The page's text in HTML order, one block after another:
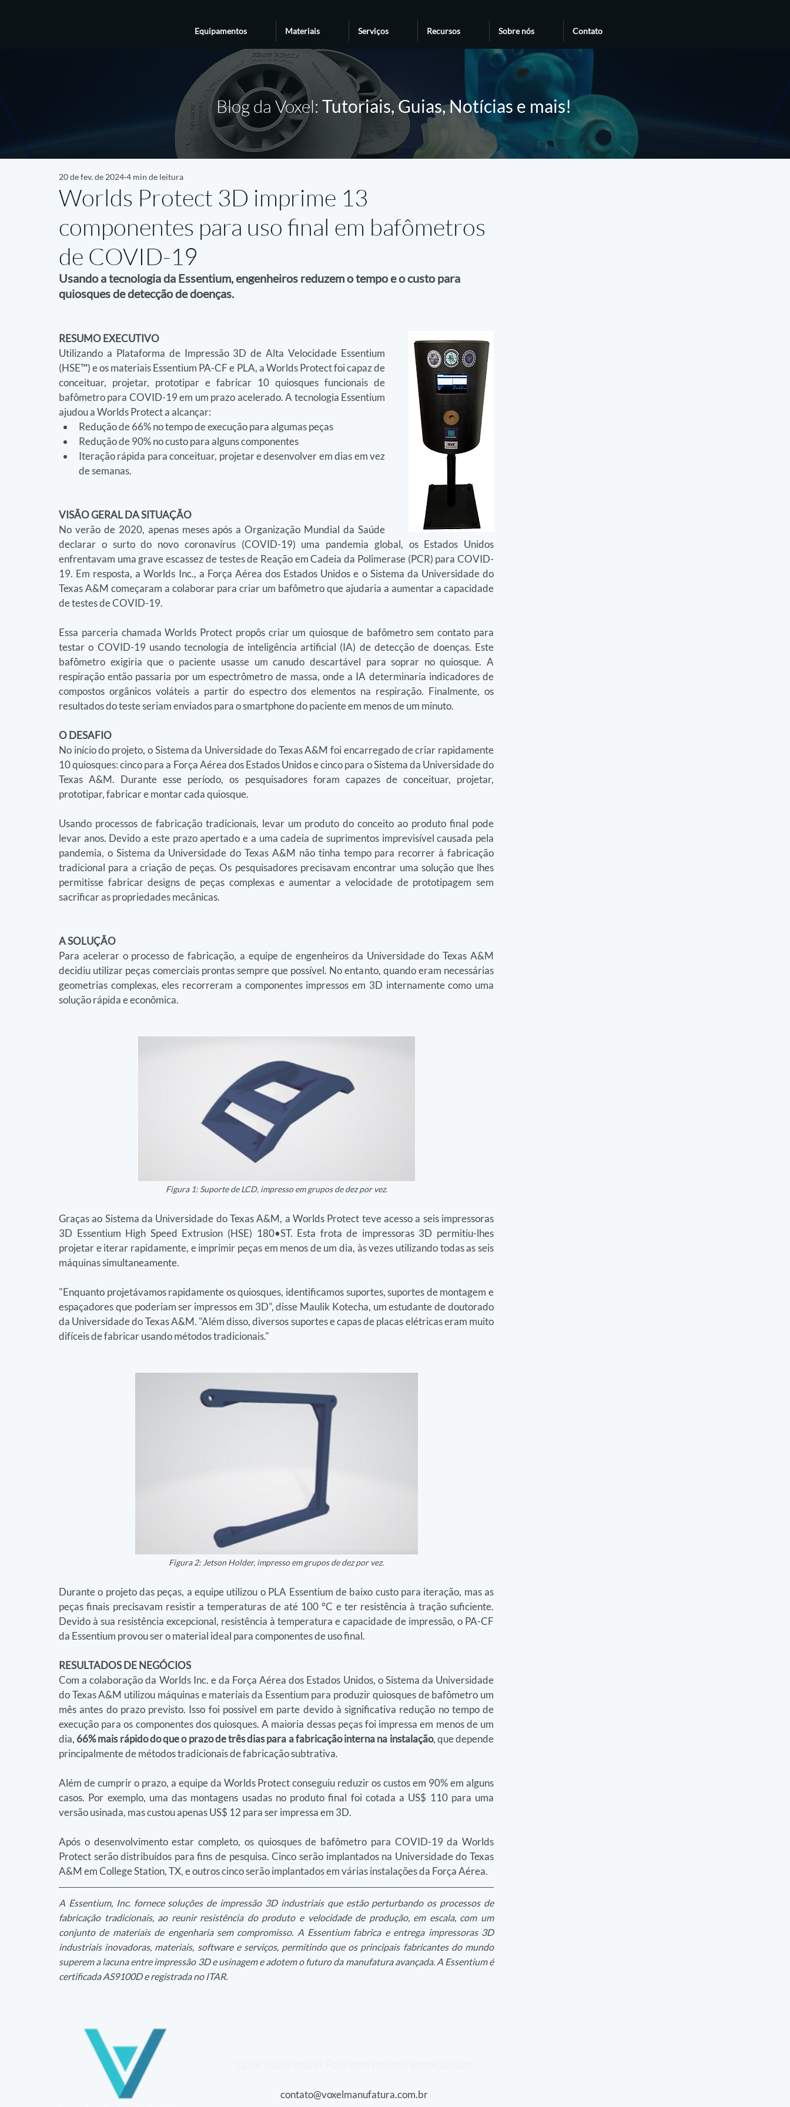
Equipamentos Materiais Serviços Recursos Sobre nós Contato
Blog da Voxel: Tutoriais, Guias, Notícias e mais!
Worlds Protect 3D imprime 13
componentes para uso final em bafômetros
de COVID-19
20 de fev. de 2024 4 min de leitura
Usando a tecnologia da Essentium, engenheiros reduzem o tempo e o custo para
quiosques de detecção de doenças.
RESUMO EXECUTIVO
Utilizando a Plataforma de Impressão 3D de Alta Velocidade Essentium
(HSE™) e os materiais Essentium PA-CF e PLA, a Worlds Protect foi capaz de
conceituar, projetar, prototipar e fabricar 10 quiosques funcionais de
bafômetro para COVID-19 em um prazo acelerado. A tecnologia Essentium
ajudou a Worlds Protect a alcançar:
Redução de 66% no tempo de execução para algumas peças
Redução de 90% no custo para alguns componentes
Iteração rápida para conceituar, projetar e desenvolver em dias em vez
de semanas.
VISÃO GERAL DA SITUAÇÃO
No verão de 2020, apenas meses após a Organização Mundial da Saúde
declarar o surto do novo coronavírus (COVID-19) uma pandemia global, os Estados Unidos
enfrentavam uma grave escassez de testes de Reação em Cadeia da Polimerase (PCR) para COVID-
19. Em resposta, a Worlds Inc., a Força Aérea dos Estados Unidos e o Sistema da Universidade do
Texas A&M começaram a colaborar para criar um bafômetro que ajudaria a aumentar a capacidade
de testes de COVID-19.
Essa parceria chamada Worlds Protect propôs criar um quiosque de bafômetro sem contato para
testar o COVID-19 usando tecnologia de inteligência artificial (IA) de detecção de doenças. Este
bafômetro exigiria que o paciente usasse um canudo descartável para soprar no quiosque. A
respiração então passaria por um espectrômetro de massa, onde a IA determinaria indicadores de
compostos orgânicos voláteis a partir do espectro dos elementos na respiração. Finalmente, os
resultados do teste seriam enviados para o smartphone do paciente em menos de um minuto.
O DESAFIO
No início do projeto, o Sistema da Universidade do Texas A&M foi encarregado de criar rapidamente
10 quiosques: cinco para a Força Aérea dos Estados Unidos e cinco para o Sistema da Universidade do
Texas A&M. Durante esse período, os pesquisadores foram capazes de conceituar, projetar,
prototipar, fabricar e montar cada quiosque.
Usando processos de fabricação tradicionais, levar um produto do conceito ao produto final pode
levar anos. Devido a este prazo apertado e a uma cadeia de suprimentos imprevisível causada pela
pandemia, o Sistema da Universidade do Texas A&M não tinha tempo para recorrer à fabricação
tradicional para a criação de peças. Os pesquisadores precisavam encontrar uma solução que lhes
permitisse fabricar designs de peças complexas e aumentar a velocidade de prototipagem sem
sacrificar as propriedades mecânicas.
A SOLUÇÃO
Para acelerar o processo de fabricação, a equipe de engenheiros da Universidade do Texas A&M
decidiu utilizar peças comerciais prontas sempre que possível. No entanto, quando eram necessárias
geometrias complexas, eles recorreram a componentes impressos em 3D internamente como uma
solução rápida e econômica.
Figura 1: Suporte de LCD, impresso em grupos de dez por vez.
Graças ao Sistema da Universidade do Texas A&M, a Worlds Protect teve acesso a seis impressoras
3D Essentium High Speed Extrusion (HSE) 180•ST. Esta frota de impressoras 3D permitiu-lhes
projetar e iterar rapidamente, e imprimir peças em menos de um dia, às vezes utilizando todas as seis
máquinas simultaneamente.
"Enquanto projetávamos rapidamente os quiosques, identificamos suportes, suportes de montagem e
espaçadores que poderiam ser impressos em 3D", disse Maulik Kotecha, um estudante de doutorado
da Universidade do Texas A&M. "Além disso, diversos suportes e capas de placas elétricas eram muito
difíceis de fabricar usando métodos tradicionais."
Figura 2: Jetson Holder, impresso em grupos de dez por vez.
Durante o projeto das peças, a equipe utilizou o PLA Essentium de baixo custo para iteração, mas as
peças finais precisavam resistir a temperaturas de até 100 °C e ter resistência à tração suficiente.
Devido à sua resistência excepcional, resistência à temperatura e capacidade de impressão, o PA-CF
da Essentium provou ser o material ideal para componentes de uso final.
RESULTADOS DE NEGÓCIOS
Com a colaboração da Worlds Inc. e da Força Aérea dos Estados Unidos, o Sistema da Universidade
do Texas A&M utilizou máquinas e materiais da Essentium para produzir quiosques de bafômetro um
mês antes do prazo previsto. Isso foi possível em parte devido à significativa redução no tempo de
execução para os componentes dos quiosques. A maioria dessas peças foi impressa em menos de um
dia, 66% mais rápido do que o prazo de três dias para a fabricação interna na instalação, que depende
principalmente de métodos tradicionais de fabricação subtrativa.
Além de cumprir o prazo, a equipe da Worlds Protect conseguiu reduzir os custos em 90% em alguns
casos. Por exemplo, uma das montagens usadas no produto final foi cotada a US$ 110 para uma
versão usinada, mas custou apenas US$ 12 para ser impressa em 3D.
Após o desenvolvimento estar completo, os quiosques de bafômetro para COVID-19 da Worlds
Protect serão distribuídos para fins de pesquisa. Cinco serão implantados na Universidade do Texas
A&M em College Station, TX, e outros cinco serão implantados em várias instalações da Força Aérea.
A Essentium, Inc. fornece soluções de impressão 3D industriais que estão perturbando os processos de
fabricação tradicionais, ao reunir resistência do produto e velocidade de produção, em escala, com um
conjunto de materiais de engenharia sem compromisso. A Essentium fabrica e entrega impressoras 3D
industriais inovadoras, materiais, software e serviços, permitindo que os principais fabricantes do mundo
superem a lacuna entre impressão 3D e usinagem e adotem o futuro da manufatura avançada. A Essentium é
certificada AS9100D e registrada no ITAR.
contato@voxelmanufatura.com.br